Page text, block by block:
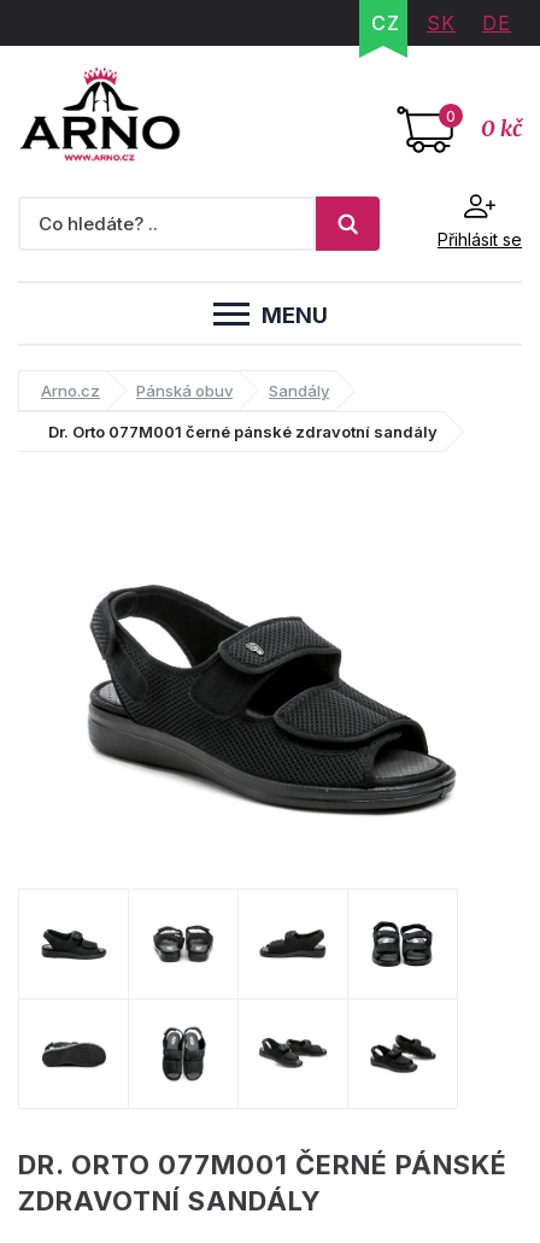
CZ SK DE
0 0 kč
Přihlásit se
MENU
Arno.cz Pánská obuv Sandály
Dr. Orto 077M001 černé pánské zdravotní sandály
DR. ORTO 077M001 ČERNÉ PÁNSKÉ
ZDRAVOTNÍ SANDÁLY